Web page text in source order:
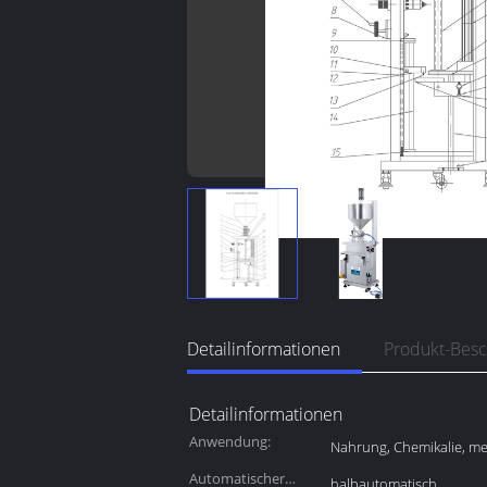
Detailinformationen Produkt-
Detailinformationen
Anwendung: Nahrung, Chemikalie,
Automatischer